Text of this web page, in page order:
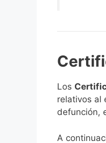
Los
relativos al
defunción,
A